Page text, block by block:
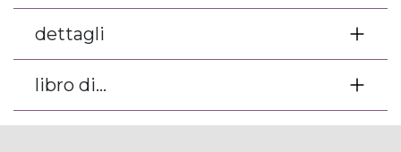
dettagli
libro di...